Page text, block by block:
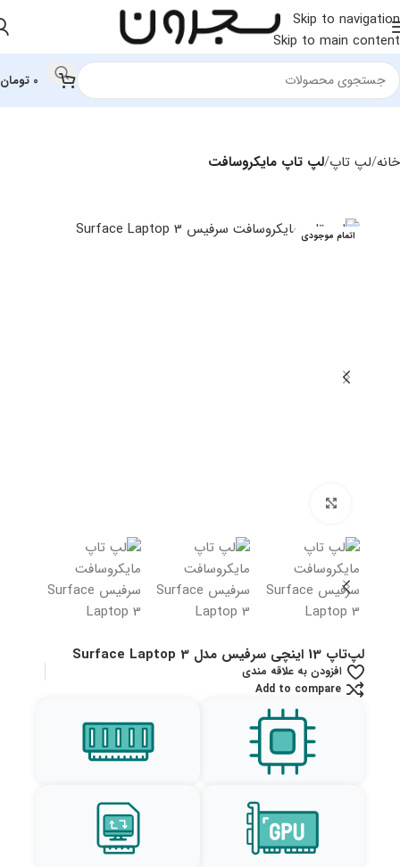
Skip to navigation
Skip to main content
0 تومان
خانه لپ تاپ لپ تاپ مایکروسافت
اتمام موجودی
لپ‌تاپ 13 اینچی سرفیس مدل Surface Laptop 3
افزودن به علاقه مندی
Add to compare